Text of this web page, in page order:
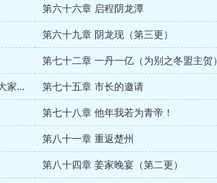
第六十六章 启程阴龙潭
第六十九章 阴龙现（第三更）
第七十二章 一丹一亿（为别之冬盟主贺）
第七十四章 谷内修行（收藏过万了，谢谢大家^_^）
第七十五章 市长的邀请
第七十八章 他年我若为青帝！
第八十一章 重返楚州
第八十四章 姜家晚宴（第二更）